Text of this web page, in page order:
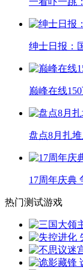
绅士日报：
巅峰在线
盘点8月扎
17周年庆典
热门测试游戏